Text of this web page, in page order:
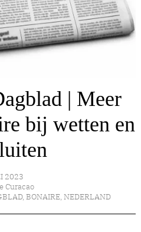
| Meer
bij wetten en
2023
Curacao
, BONAIRE, NEDERLAND